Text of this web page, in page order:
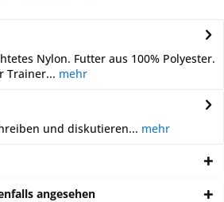
Nylon. Futter aus 100% Polyester.
Trainer... mehr
und diskutieren... mehr
angesehen